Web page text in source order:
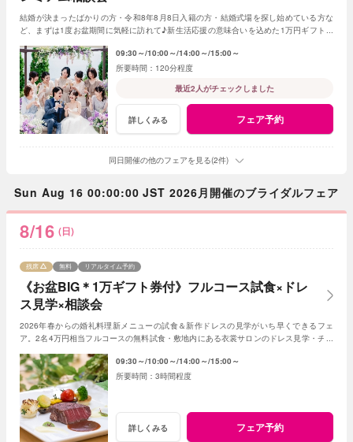
結婚が決まったばかりの方・令和8年8月8日入籍の方・結婚式場を探し始めている方な
ど、まずは1度お盆期間に気軽に訪れて♪新生活応援の意味合いを込めた1万円ギフト券
09:30～ 10:00～ 14:00～ 15:00～
120分程度
最近2人がチェックしました
詳しくみる フェア予約
同日開催の他のフェアを見る(2件)
Sun Aug 16 00:00:00 JST 2026月開催のブライダルフェア
8/16 (日)
《お盆BIG＊1万ギフト券付》フルコース試食×ドレ
ス見学×相談会
残席 無料 リアルタイム予約
2026年春からの婚礼料理新メニューの試食＆新作ドレスの見学がいち早くできるフェ
ア。2名4万円相当フルコースの無料試食・敷地内にある衣裳サロンのドレス見学・チャ
09:30～ 10:00～ 14:00～ 15:00～
3時間程度
詳しくみる フェア予約